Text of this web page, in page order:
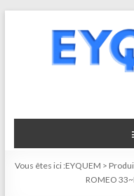
Vous êtes ici :EYQUEM >
ROMEO